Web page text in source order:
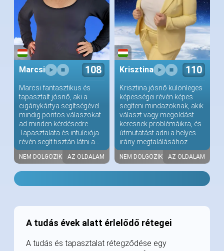
Marcsi 108
Marcsi fantasztikus és
tapasztalt jósnő, aki a
cigánykártya segítségével
mindig pontos válaszokat
ad minden kérdésedre.
Tapasztalata és intuíciója
révén segít tisztán látni a...
NEM DOLGOZIK AZ OLDALAM
Krisztina 110
Krisztina jósnő különleges
képességei révén képes
segíteni mindazoknak, akik
választ vagy megoldást
keresnek problémáikra, és
útmutatást adni a helyes
irány megtalálásához
NEM DOLGOZIK AZ OLDALAM
A tudás évek alatt érlelődő rétegei
A tudás és tapasztalat rétegződése egy